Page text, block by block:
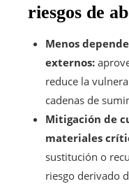
riesgos de
Menos
externos:
reduce la
cadenas de
Mitigación de
materiales
sustitución o
riesgo derivado